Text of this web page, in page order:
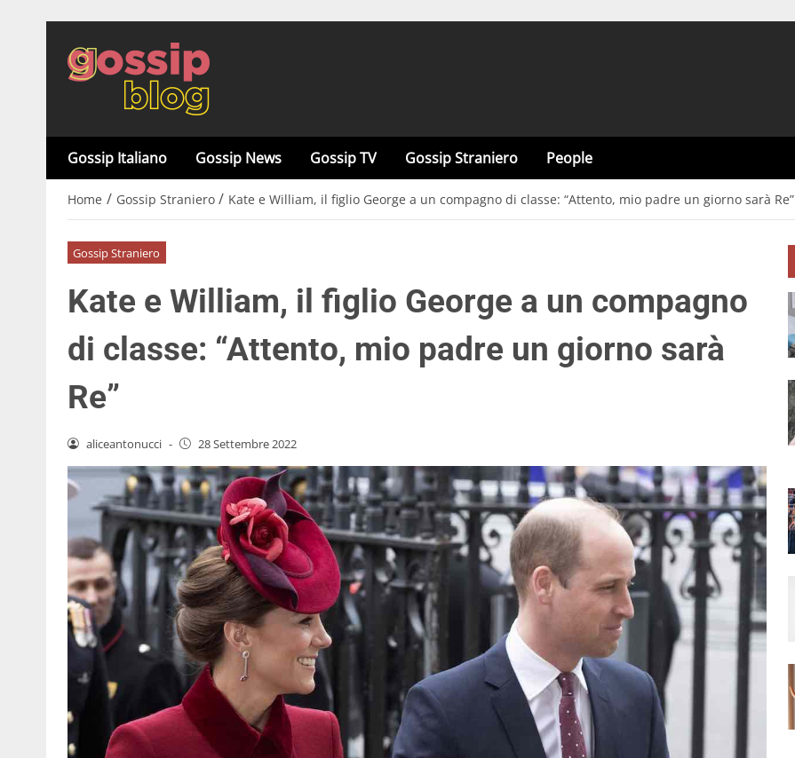
Gossip Italiano Gossip News Gossip TV Gossip Straniero People
Home / Gossip Straniero / Kate e William, il figlio George a un compagno di classe: “Attento, mio padre un giorno sarà Re”
Gossip Straniero
Kate e William, il figlio George a un compagno
di classe: “Attento, mio padre un giorno sarà
Re”
aliceantonucci - 28 Settembre 2022